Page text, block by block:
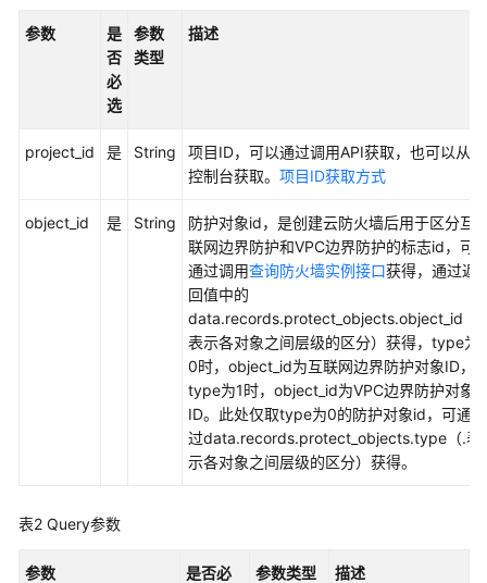
佳
参
调
参数
是
否
必
选
参数
类型
描述
project_id 是 String
项目ID，可以通过调用API获取，也可以从
控制台获取。 项目ID获取方式
object_id 是 String
防护对象id，是创建云防火墙后用于区分互
联网边界防护和VPC边界防护的标志id，可
通过调用查询防火墙实例接口获得，通过返
回值中的
data.records.protect_objects.object_id（.
表示各对象之间层级的区分）获得，type为
0时，object_id为互联网边界防护对象ID，
type为1时，object_id为VPC边界防护对象
ID。此处仅取type为0的防护对象id，可通
过data.records.protect_objects.type（.表
示各对象之间层级的区分）获得。
表2 Query参数
参数
是否必
参数类型 描述